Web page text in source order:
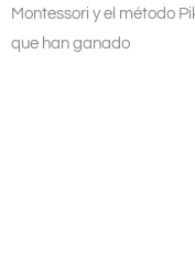
Montessori y el método
que han ganado